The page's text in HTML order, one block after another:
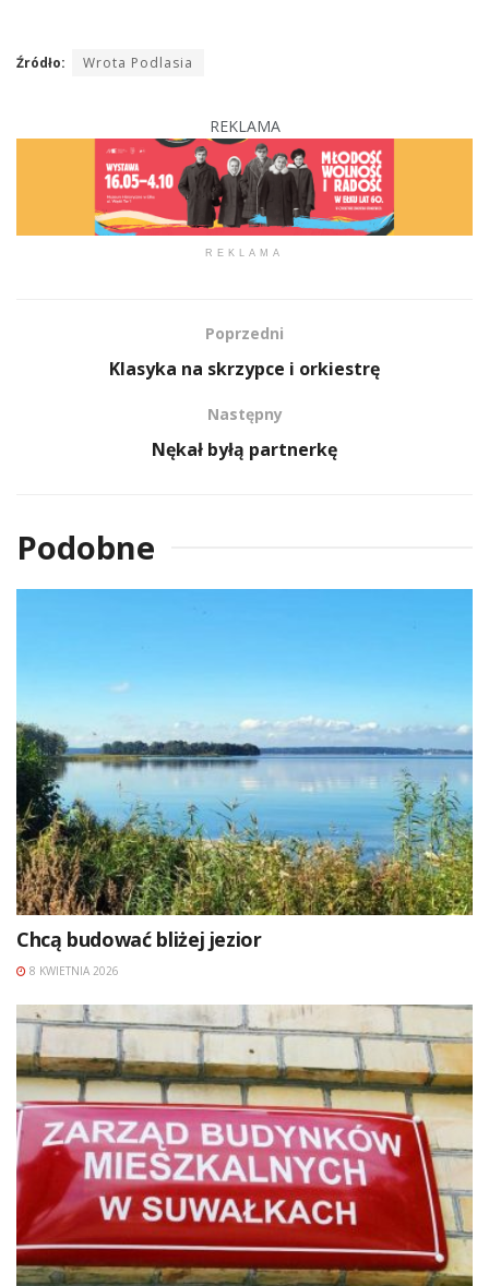
Źródło: Wrota Podlasia
REKLAMA
REKLAMA
Poprzedni
Klasyka na skrzypce i orkiestrę
Następny
Nękał byłą partnerkę
Podobne
Chcą budować bliżej jezior
8 KWIETNIA 2026